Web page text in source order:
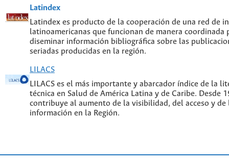
Latindex
Latindex es producto de la cooperación de una red de
latinoamericanas que funcionan de manera coordinada
diseminar información bibliográfica sobre las
seriadas producidas en la región.
LILACS
LILACS es el más importante y abarcador índice de la
técnica en Salud de América Latina y de Caribe. Desde
contribuye al aumento de la visibilidad, del acceso y de
información en la Región.